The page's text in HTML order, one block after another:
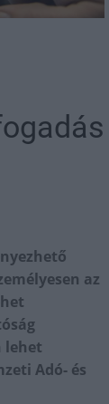
az
lehet
Adó- és